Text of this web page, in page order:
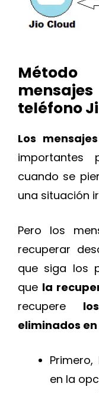
teléfono
Los
importantes
cuando se
una situación
Pero los
recuperar
que siga los
que la
recupere
eliminados
en la